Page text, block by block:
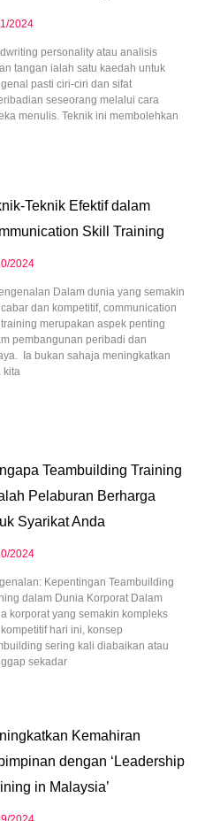
2024
personality atau analisis
tangan ialah satu kaedah untuk
pasti ciri-ciri dan sifat
seseorang melalui cara
menulis. Teknik ini membolehkan
Teknik Efektif dalam
Skill Training
2024
Dalam dunia yang semakin
dan kompetitif, communication
merupakan aspek penting
pembangunan peribadi dan
Ia bukan sahaja meningkatkan
kita
Teambuilding Training
Pelaburan Berharga
Syarikat Anda
2024
Kepentingan Teambuilding
dalam Dunia Korporat Dalam
korporat yang semakin kompleks
hari ini, konsep
sering kali diabaikan atau
sekadar
Kemahiran
dengan ‘Leadership
in Malaysia’